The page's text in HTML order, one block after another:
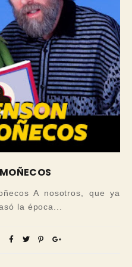
A nosotros, que ya
la época...